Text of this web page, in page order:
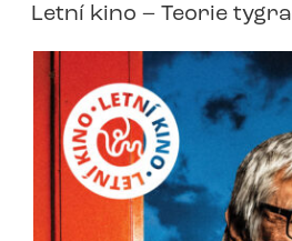
Letní kino – Teorie tygra